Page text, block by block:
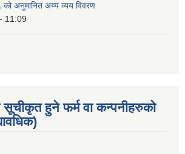
अनुमानित अय्य व्यय विवरण
11:09
सूचीकृत हुने फर्म वा कन्पनीहरुको